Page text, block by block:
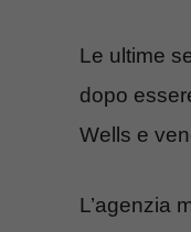
Le ultime
dopo
Wells e
L’agenzia